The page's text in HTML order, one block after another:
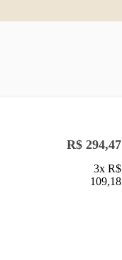
R$ 294,47
3x R$
109,18